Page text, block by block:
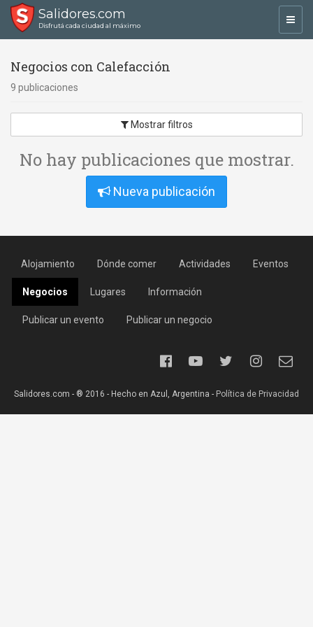
Salidores.com
Disfrutá cada ciudad al máximo
Negocios con Calefacción
9 publicaciones
Mostrar filtros
No hay publicaciones que mostrar.
Nueva publicación
Alojamiento Dónde comer Actividades Eventos
Negocios Lugares Información
Publicar un evento Publicar un negocio
Salidores.com - ® 2016 - Hecho en Azul, Argentina - Política de Privacidad